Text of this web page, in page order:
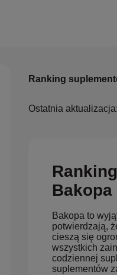
Ranking
Ostatnia
Bakopa
Bakopa to
potwierdzają,
cieszą się
wszystkich
codziennej
suplementów